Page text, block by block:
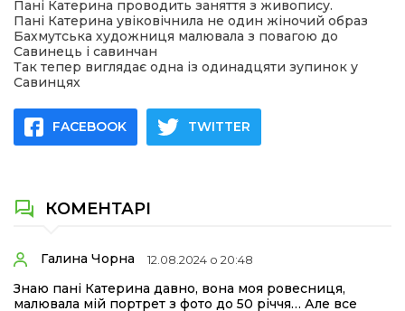
Пані Катерина проводить заняття з живопису.
Пані Катерина увіковічнила не один жіночий образ
Бахмутська художниця малювала з повагою до
Савинець і савинчан
Так тепер виглядає одна із одинадцяти зупинок у
Савинцях
FACEBOOK TWITTER
КОМЕНТАРІ
Галина Чорна 12.08.2024 о 20:48
Знаю пані Катерина давно, вона моя ровесниця,
малювала мій портрет з фото до 50 річчя… Але все